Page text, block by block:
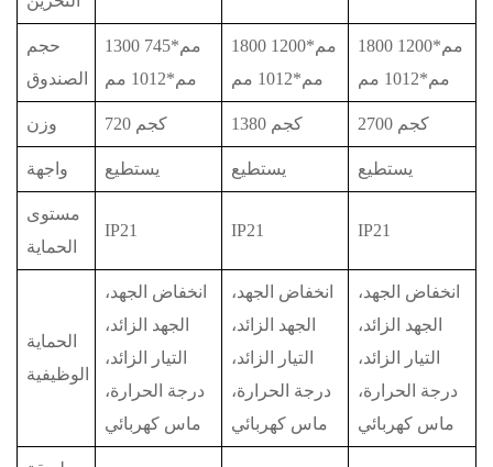
حجم
الصندوق
1300 مم*745
مم*1012 مم
1800 مم*1200
مم*1012 مم
1800 مم*1200
مم*1012 مم
وزن 720 كجم 1380 كجم 2700 كجم
واجهة يستطيع يستطيع يستطيع
مستوى
الحماية
IP21 IP21 IP21
الحماية
الوظيفية
انخفاض الجهد،
الجهد الزائد،
التيار الزائد،
درجة الحرارة،
ماس كهربائي
انخفاض الجهد،
الجهد الزائد،
التيار الزائد،
درجة الحرارة،
ماس كهربائي
انخفاض الجهد،
الجهد الزائد،
التيار الزائد،
درجة الحرارة،
ماس كهربائي